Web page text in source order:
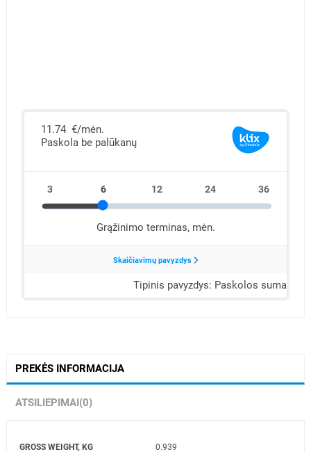
PREKĖS INFORMACIJA
ATSILIEPIMAI (0)
GROSS WEIGHT, KG 0.939